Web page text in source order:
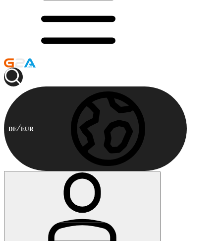
DE EUR